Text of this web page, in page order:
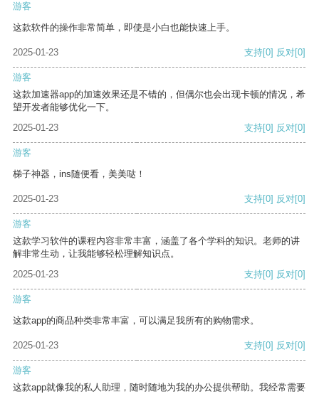
游客
这款软件的操作非常简单，即使是小白也能快速上手。
2025-01-23 支持[0] 反对[0]
游客
这款加速器app的加速效果还是不错的，但偶尔也会出现卡顿的情况，希
望开发者能够优化一下。
2025-01-23
支持[0] 反对[0]
游客
梯子神器，ins随便看，美美哒！
2025-01-23 支持[0] 反对[0]
游客
这款学习软件的课程内容非常丰富，涵盖了各个学科的知识。老师的讲
解非常生动，让我能够轻松理解知识点。
2025-01-23
支持[0] 反对[0]
游客
这款app的商品种类非常丰富，可以满足我所有的购物需求。
2025-01-23 支持[0] 反对[0]
游客
这款app就像我的私人助理，随时随地为我的办公提供帮助。我经常需要